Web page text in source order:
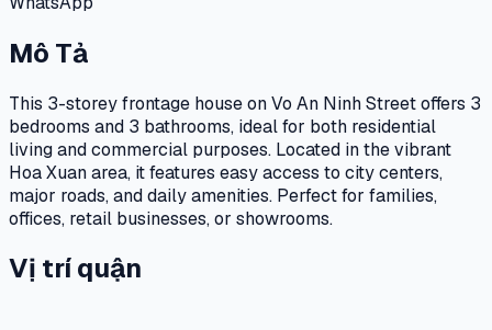
Mô Tả
This 3-storey frontage house on Vo An Ninh Street offers 3
bedrooms and 3 bathrooms, ideal for both residential
living and commercial purposes. Located in the vibrant
Hoa Xuan area, it features easy access to city centers,
major roads, and daily amenities. Perfect for families,
offices, retail businesses, or showrooms.
Vị trí quận